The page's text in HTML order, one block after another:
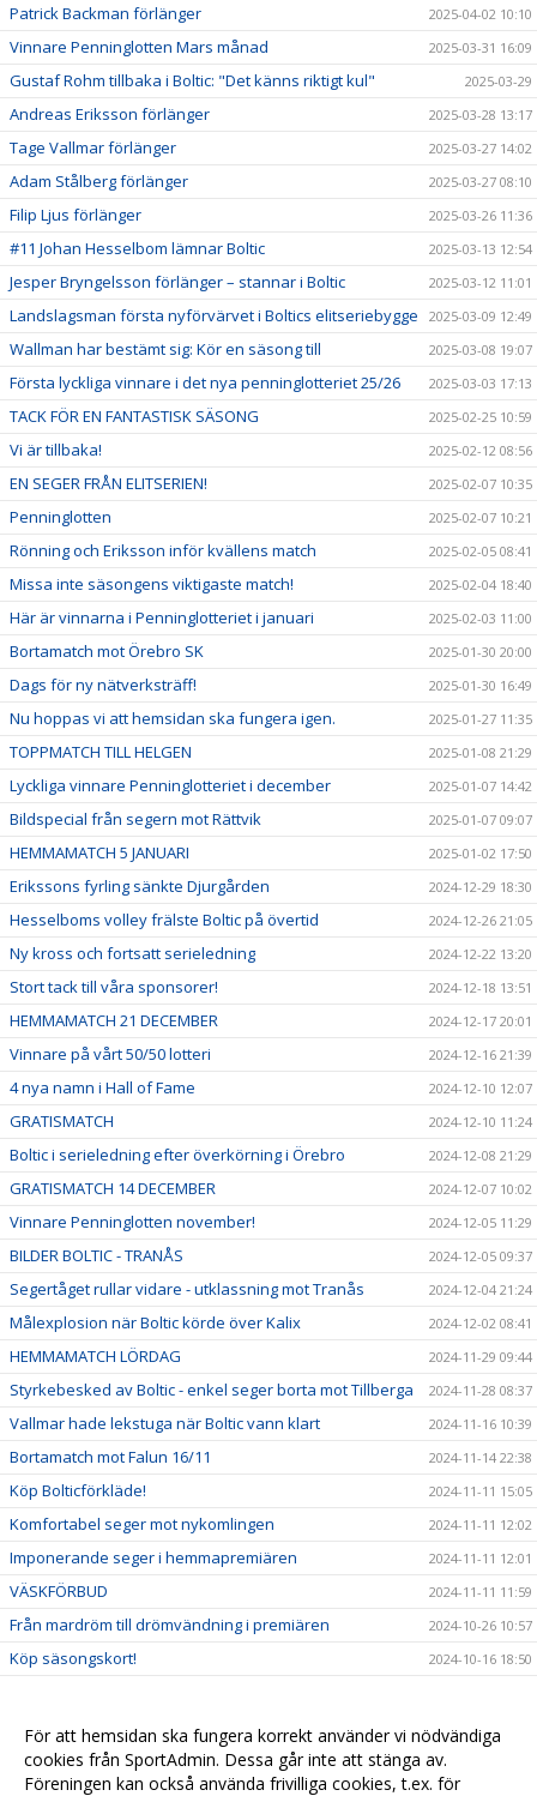
Patrick Backman förlänger 2025-04-02 10:10
Vinnare Penninglotten Mars månad 2025-03-31 16:09
Gustaf Rohm tillbaka i Boltic: "Det känns riktigt kul" 2025-03-29
Andreas Eriksson förlänger 2025-03-28 13:17
Tage Vallmar förlänger 2025-03-27 14:02
Adam Stålberg förlänger 2025-03-27 08:10
Filip Ljus förlänger 2025-03-26 11:36
#11 Johan Hesselbom lämnar Boltic 2025-03-13 12:54
Jesper Bryngelsson förlänger – stannar i Boltic 2025-03-12 11:01
Landslagsman första nyförvärvet i Boltics elitseriebygge 2025-03-09 12:49
Wallman har bestämt sig: Kör en säsong till 2025-03-08 19:07
Första lyckliga vinnare i det nya penninglotteriet 25/26 2025-03-03 17:13
TACK FÖR EN FANTASTISK SÄSONG 2025-02-25 10:59
Vi är tillbaka! 2025-02-12 08:56
EN SEGER FRÅN ELITSERIEN! 2025-02-07 10:35
Penninglotten 2025-02-07 10:21
Rönning och Eriksson inför kvällens match 2025-02-05 08:41
Missa inte säsongens viktigaste match! 2025-02-04 18:40
Här är vinnarna i Penninglotteriet i januari 2025-02-03 11:00
Bortamatch mot Örebro SK 2025-01-30 20:00
Dags för ny nätverksträff! 2025-01-30 16:49
Nu hoppas vi att hemsidan ska fungera igen. 2025-01-27 11:35
TOPPMATCH TILL HELGEN 2025-01-08 21:29
Lyckliga vinnare Penninglotteriet i december 2025-01-07 14:42
Bildspecial från segern mot Rättvik 2025-01-07 09:07
HEMMAMATCH 5 JANUARI 2025-01-02 17:50
Erikssons fyrling sänkte Djurgården 2024-12-29 18:30
Hesselboms volley frälste Boltic på övertid 2024-12-26 21:05
Ny kross och fortsatt serieledning 2024-12-22 13:20
Stort tack till våra sponsorer! 2024-12-18 13:51
HEMMAMATCH 21 DECEMBER 2024-12-17 20:01
Vinnare på vårt 50/50 lotteri 2024-12-16 21:39
4 nya namn i Hall of Fame 2024-12-10 12:07
GRATISMATCH 2024-12-10 11:24
Boltic i serieledning efter överkörning i Örebro 2024-12-08 21:29
GRATISMATCH 14 DECEMBER 2024-12-07 10:02
Vinnare Penninglotten november! 2024-12-05 11:29
BILDER BOLTIC - TRANÅS 2024-12-05 09:37
Segertåget rullar vidare - utklassning mot Tranås 2024-12-04 21:24
Målexplosion när Boltic körde över Kalix 2024-12-02 08:41
HEMMAMATCH LÖRDAG 2024-11-29 09:44
Styrkebesked av Boltic - enkel seger borta mot Tillberga 2024-11-28 08:37
Vallmar hade lekstuga när Boltic vann klart 2024-11-16 10:39
Bortamatch mot Falun 16/11 2024-11-14 22:38
Köp Bolticförkläde! 2024-11-11 15:05
Komfortabel seger mot nykomlingen 2024-11-11 12:02
Imponerande seger i hemmapremiären 2024-11-11 12:01
VÄSKFÖRBUD 2024-11-11 11:59
Från mardröm till drömvändning i premiären 2024-10-26 10:57
Köp säsongskort!
2024-10-16 18:50
Slutspelsklara i Allsvenska cupen 2024-10-13 17:43
Sista matchen i supercupen 2024-10-11 12:15
För att hemsidan ska fungera korrekt använder vi nödvändiga
cookies från SportAdmin. Dessa går inte att stänga av.
Föreningen kan också använda frivilliga cookies, t.ex. för